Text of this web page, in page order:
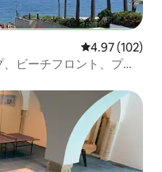
レビュー102
4.97 (102)
ビーチフロント、プー